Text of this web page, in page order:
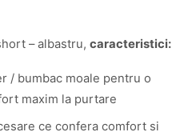
– albastru, caracteristici:
/ bumbac moale pentru o
maxim la purtare
ce confera comfort si